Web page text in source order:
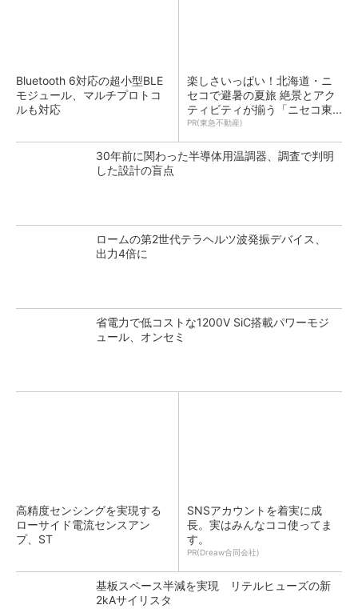
Bluetooth 6対応の超小型BLE
モジュール、マルチプロトコ
ルも対応
楽しさいっぱい！北海道・ニ
セコで避暑の夏旅 絶景とアク
ティビティが揃う「ニセコ東...
PR(東急不動産)
30年前に関わった半導体用温調器、調査で判明
した設計の盲点
ロームの第2世代テラヘルツ波発振デバイス、
出力4倍に
省電力で低コストな1200V SiC搭載パワーモジ
ュール、オンセミ
高精度センシングを実現する
ローサイド電流センスアン
プ、ST
SNSアカウントを着実に成
長。実はみんなココ使ってま
す。
PR(Dreaw合同会社)
基板スペース半減を実現 リテルヒューズの新
2kAサイリスタ